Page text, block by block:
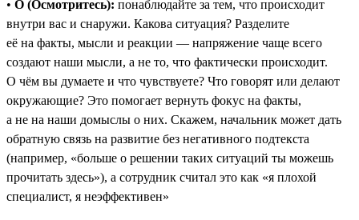
• О (Осмотритесь): понаблюдайте за тем, что происходит
внутри вас и снаружи. Какова ситуация? Разделите
её на факты, мысли и реакции — напряжение чаще всего
создают наши мысли, а не то, что фактически происходит.
О чём вы думаете и что чувствуете? Что говорят или делают
окружающие? Это помогает вернуть фокус на факты,
а не на наши домыслы о них. Скажем, начальник может дать
обратную связь на развитие без негативного подтекста
(например, «больше о решении таких ситуаций ты можешь
прочитать здесь»), а сотрудник считал это как «я плохой
специалист, я неэффективен»